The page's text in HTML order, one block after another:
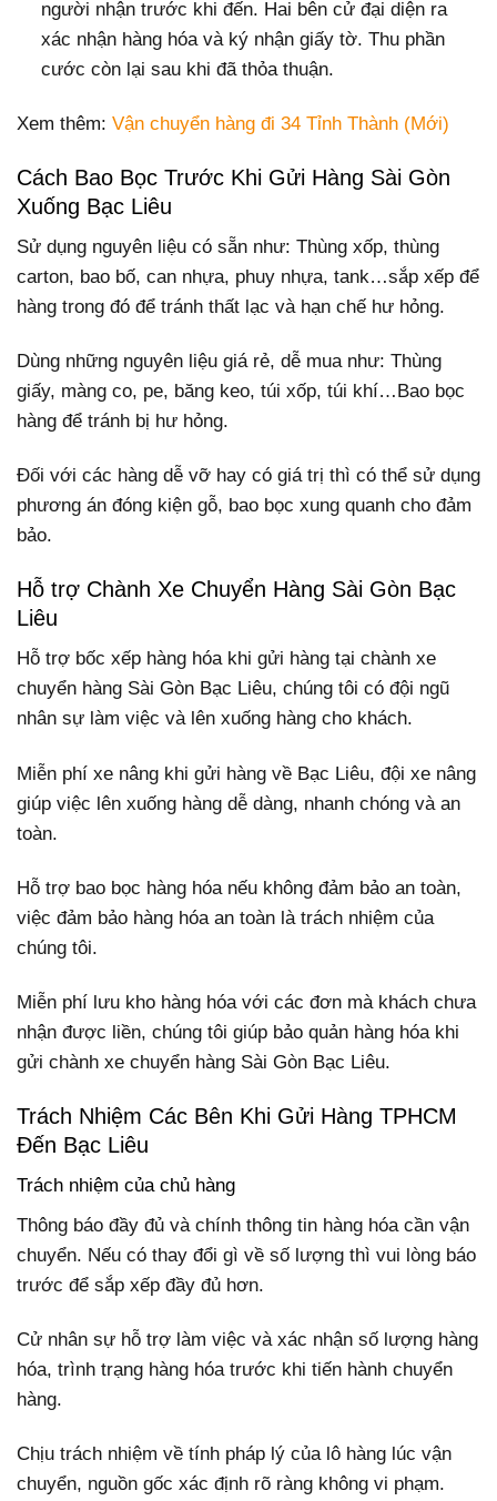
người nhận trước khi đến. Hai bên cử đại diện ra
xác nhận hàng hóa và ký nhận giấy tờ. Thu phần
cước còn lại sau khi đã thỏa thuận.
Xem thêm: Vận chuyển hàng đi 34 Tỉnh Thành (Mới)
Cách Bao Bọc Trước Khi Gửi Hàng Sài Gòn
Xuống Bạc Liêu
Sử dụng nguyên liệu có sẵn như: Thùng xốp, thùng
carton, bao bố, can nhựa, phuy nhựa, tank…sắp xếp để
hàng trong đó để tránh thất lạc và hạn chế hư hỏng.
Dùng những nguyên liệu giá rẻ, dễ mua như: Thùng
giấy, màng co, pe, băng keo, túi xốp, túi khí…Bao bọc
hàng để tránh bị hư hỏng.
Đối với các hàng dễ vỡ hay có giá trị thì có thể sử dụng
phương án đóng kiện gỗ, bao bọc xung quanh cho đảm
bảo.
Hỗ trợ Chành Xe Chuyển Hàng Sài Gòn Bạc
Liêu
Hỗ trợ bốc xếp hàng hóa khi gửi hàng tại chành xe
chuyển hàng Sài Gòn Bạc Liêu, chúng tôi có đội ngũ
nhân sự làm việc và lên xuống hàng cho khách.
Miễn phí xe nâng khi gửi hàng về Bạc Liêu, đội xe nâng
giúp việc lên xuống hàng dễ dàng, nhanh chóng và an
toàn.
Hỗ trợ bao bọc hàng hóa nếu không đảm bảo an toàn,
việc đảm bảo hàng hóa an toàn là trách nhiệm của
chúng tôi.
Miễn phí lưu kho hàng hóa với các đơn mà khách chưa
nhận được liền, chúng tôi giúp bảo quản hàng hóa khi
gửi chành xe chuyển hàng Sài Gòn Bạc Liêu.
Trách Nhiệm Các Bên Khi Gửi Hàng TPHCM
Đến Bạc Liêu
Trách nhiệm của chủ hàng
Thông báo đầy đủ và chính thông tin hàng hóa cần vận
chuyển. Nếu có thay đổi gì về số lượng thì vui lòng báo
trước để sắp xếp đầy đủ hơn.
Cử nhân sự hỗ trợ làm việc và xác nhận số lượng hàng
hóa, trình trạng hàng hóa trước khi tiến hành chuyển
hàng.
Chịu trách nhiệm về tính pháp lý của lô hàng lúc vận
chuyển, nguồn gốc xác định rõ ràng không vi phạm.